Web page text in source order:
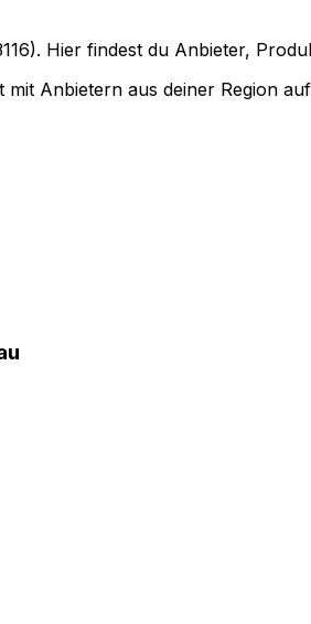
Hier findest du Anbieter,
Anbietern aus deiner Region